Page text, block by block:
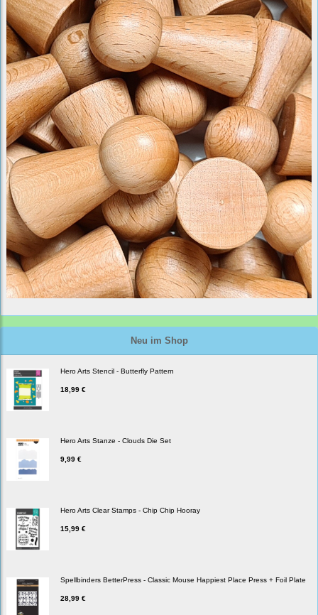
Neu im Shop
Hero Arts Stencil - Butterfly Pattern
18,99 €
Hero Arts Stanze - Clouds Die Set
9,99 €
Hero Arts Clear Stamps - Chip Chip Hooray
15,99 €
Spellbinders BetterPress - Classic Mouse Happiest Place Press + Foil Plate
28,99 €